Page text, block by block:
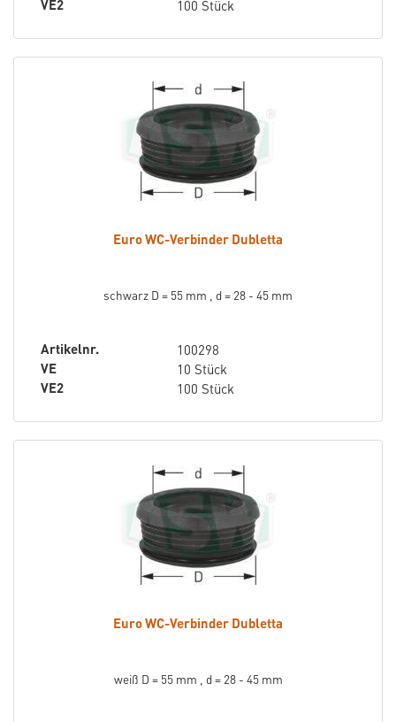
VE2 100 Stück
Euro WC-Verbinder Dubletta
schwarz D = 55 mm , d = 28 - 45 mm
Artikelnr.
100298
VE
10 Stück
VE2
100 Stück
Euro WC-Verbinder Dubletta
weiß D = 55 mm , d = 28 - 45 mm